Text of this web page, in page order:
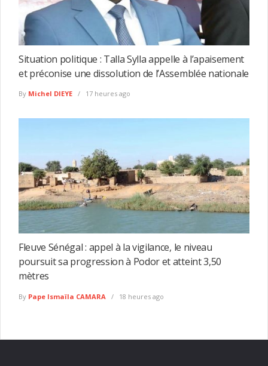
Situation politique : Talla Sylla appelle à l’apaisement
et préconise une dissolution de l’Assemblée nationale
By Michel DIEYE 17 heures ago
Fleuve Sénégal : appel à la vigilance, le niveau
poursuit sa progression à Podor et atteint 3,50
mètres
By Pape Ismaïla CAMARA 18 heures ago